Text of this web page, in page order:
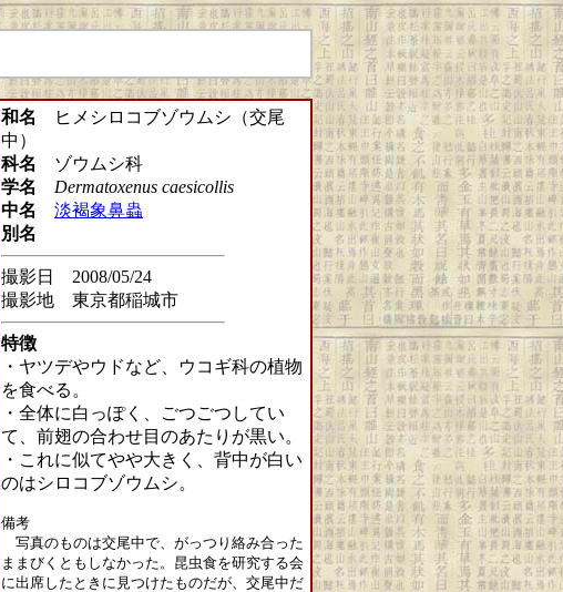
和名
ヒメシロコブゾウムシ（交尾
中）
科名
ゾウムシ科
学名
Dermatoxenus caesicollis
中名
淡褐象鼻蟲
別名
撮影日 2008/05/24
撮影地 東京都稲城市
特徴
・ヤツデやウドなど、ウコギ科の植物
を食べる。
・全体に白っぽく、ごつごつしてい
て、前翅の合わせ目のあたりが黒い。
・これに似てやや大きく、背中が白い
のはシロコブゾウムシ。
備考
写真のものは交尾中で、がっつり絡み合った
ままびくともしなかった。昆虫食を研究する会
に出席したときに見つけたものだが、交尾中だ